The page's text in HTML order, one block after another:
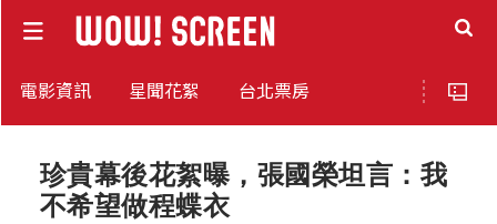
電影資訊 星聞花絮 台北票房
珍貴幕後花絮曝，張國榮坦言：我
不希望做程蝶衣